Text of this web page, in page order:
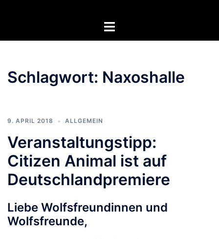
Menü
Schlagwort: Naxoshalle
9. APRIL 2018 ALLGEMEIN
Veranstaltungstipp:
Citizen Animal ist auf
Deutschlandpremiere
Liebe Wolfsfreundinnen und
Wolfsfreunde,